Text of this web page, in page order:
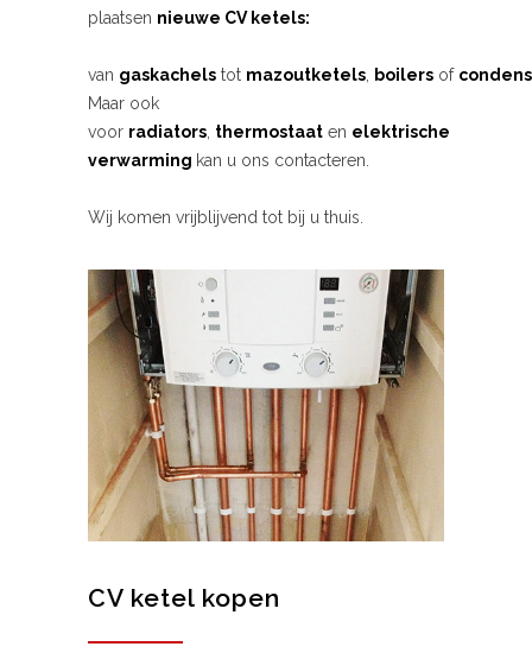
plaatsen nieuwe CV ketels:
van gaskachels tot mazoutketels boilers of
Maar ook
voor radiators thermostaat en elektrische
verwarming kan u ons contacteren.
Wij komen vrijblijvend tot bij u thuis.
CV ketel kopen